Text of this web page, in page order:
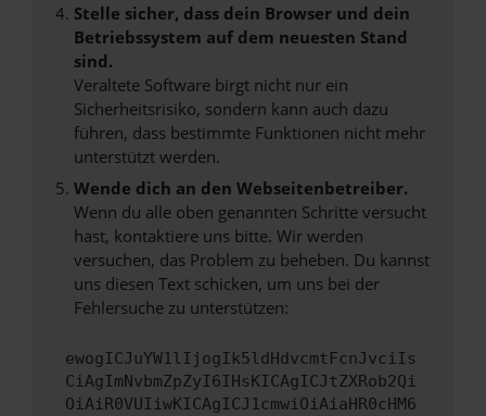
Stelle sicher, dass dein Browser und dein
Betriebssystem auf dem neuesten Stand
sind.
Veraltete Software birgt nicht nur ein
Sicherheitsrisiko, sondern kann auch dazu
führen, dass bestimmte Funktionen nicht mehr
unterstützt werden.
Wende dich an den Webseitenbetreiber.
Wenn du alle oben genannten Schritte versucht
hast, kontaktiere uns bitte. Wir werden
versuchen, das Problem zu beheben. Du kannst
uns diesen Text schicken, um uns bei der
Fehlersuche zu unterstützen:
ewogICJuYW1lIjogIk5ldHdvcmtFcnJvciIs
CiAgImNvbmZpZyI6IHsKICAgICJtZXRob2Qi
OiAiR0VUIiwKICAgICJ1cmwiOiAiaHR0cHM6